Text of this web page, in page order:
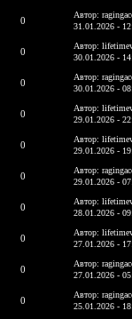
0
Автор:
31.01.2026 -
0
Автор:
30.01.2026 -
0
Автор:
30.01.2026 -
0
Автор:
29.01.2026 -
0
Автор:
29.01.2026 -
0
Автор:
29.01.2026 -
0
Автор:
28.01.2026 -
0
Автор:
27.01.2026 -
0
Автор:
27.01.2026 -
0
Автор:
25.01.2026 -